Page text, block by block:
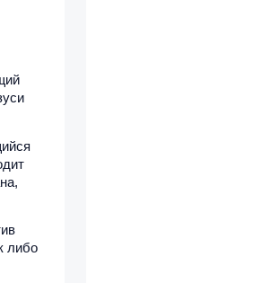
либо